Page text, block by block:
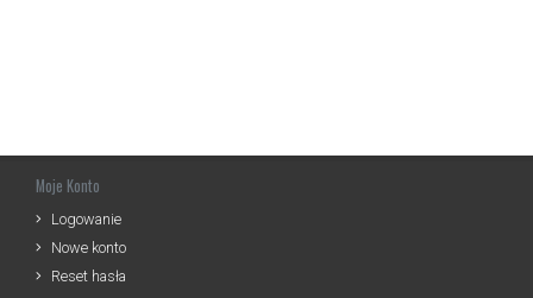
Moje Konto
Logowanie
Nowe konto
Reset hasła